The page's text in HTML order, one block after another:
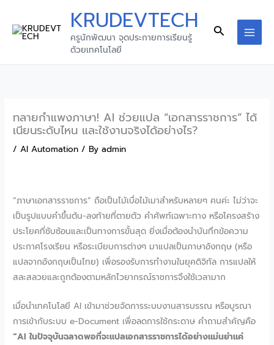
content
KRUDEVTECH
ครูนักพัฒนา จุดประกายการเรียนรู้
ด้วยเทคโนโลยี
Search
ทลายกำแพงภาษา! AI ช่วยแปล “เอกสารราชการ” ได้
เนียนระดับไหน และใช้งานจริงได้อย่างไร?
/AI Automation / Byadmin
“ภาษาเอกสารราชการ” ถือเป็นไม้เบื่อไม้เมาสำหรับหลายๆ คนค่ะ ไม่ว่าจะ
เป็นรูปแบบคำขึ้นต้น-ลงท้ายที่ตายตัว คำศัพท์เฉพาะทาง หรือโครงสร้าง
ประโยคที่ซับซ้อนและเป็นทางการขั้นสุด ยิ่งเมื่อต้องนำบันทึกข้อความ
ประกาศโรงเรียน หรือระเบียบการต่างๆ มาแปลเป็นภาษาอังกฤษ (หรือ
แปลจากอังกฤษเป็นไทย) เพื่อรองรับการทำงานในยุคดิจิทัล การแปลให้
สละสลวยและถูกต้องตามหลักไวยากรณ์ราชการจึงใช้เวลามาก
เมื่อนำเทคโนโลยี AI เข้ามาช่วยจัดการระบบงานสารบรรณ หรือบูรณา
การเข้ากับระบบ e-Document เพื่อลดการใช้กระดาษ คำถามสำคัญคือ
“AI ในปัจจุบันฉลาดพอที่จะแปลเอกสารราชการได้อย่างแม่นยำแค่